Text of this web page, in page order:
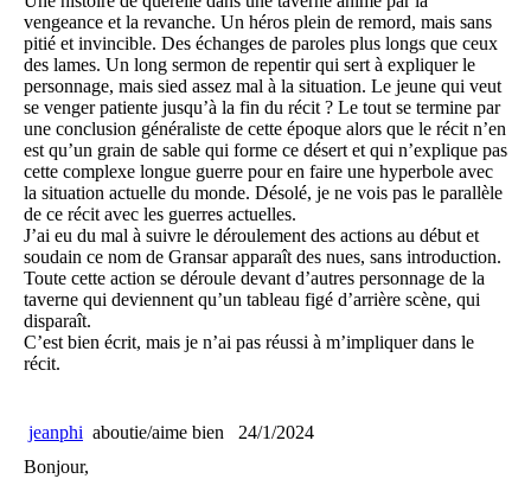
vengeance et la revanche. Un héros plein de remord, mais sans
pitié et invincible. Des échanges de paroles plus longs que ceux
des lames. Un long sermon de repentir qui sert à expliquer le
personnage, mais sied assez mal à la situation. Le jeune qui veut
se venger patiente jusqu’à la fin du récit ? Le tout se termine par
une conclusion généraliste de cette époque alors que le récit n’en
est qu’un grain de sable qui forme ce désert et qui n’explique pas
cette complexe longue guerre pour en faire une hyperbole avec
la situation actuelle du monde. Désolé, je ne vois pas le parallèle
de ce récit avec les guerres actuelles.
J’ai eu du mal à suivre le déroulement des actions au début et
soudain ce nom de Gransar apparaît des nues, sans introduction.
Toute cette action se déroule devant d’autres personnage de la
taverne qui deviennent qu’un tableau figé d’arrière scène, qui
disparaît.
C’est bien écrit, mais je n’ai pas réussi à m’impliquer dans le
récit.
jeanphi aboutie/aime bien
24/1/2024
Bonjour,